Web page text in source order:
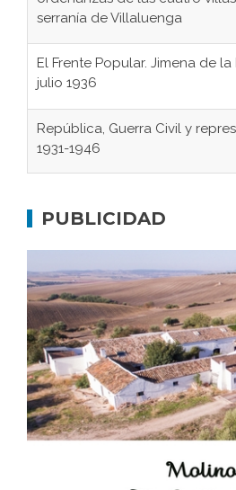
serranía de Villaluenga
El Frente Popular. Jimena de la
julio 1936
República, Guerra Civil y
1931-1946
Don Perafán de Ribera y sus
Bornos
El Frente Popular. Ubrique,
Juntar las letras. La
afán de saber a la autogestión
Historia y vivencias del
PUBLICIDAD